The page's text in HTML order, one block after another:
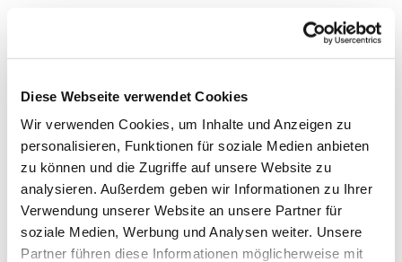
Diese Webseite verwendet Cookies
Wir verwenden Cookies, um Inhalte und Anzeigen zu
personalisieren, Funktionen für soziale Medien anbieten
zu können und die Zugriffe auf unsere Website zu
analysieren. Außerdem geben wir Informationen zu Ihrer
Verwendung unserer Website an unsere Partner für
soziale Medien, Werbung und Analysen weiter. Unsere
Partner führen diese Informationen möglicherweise mit